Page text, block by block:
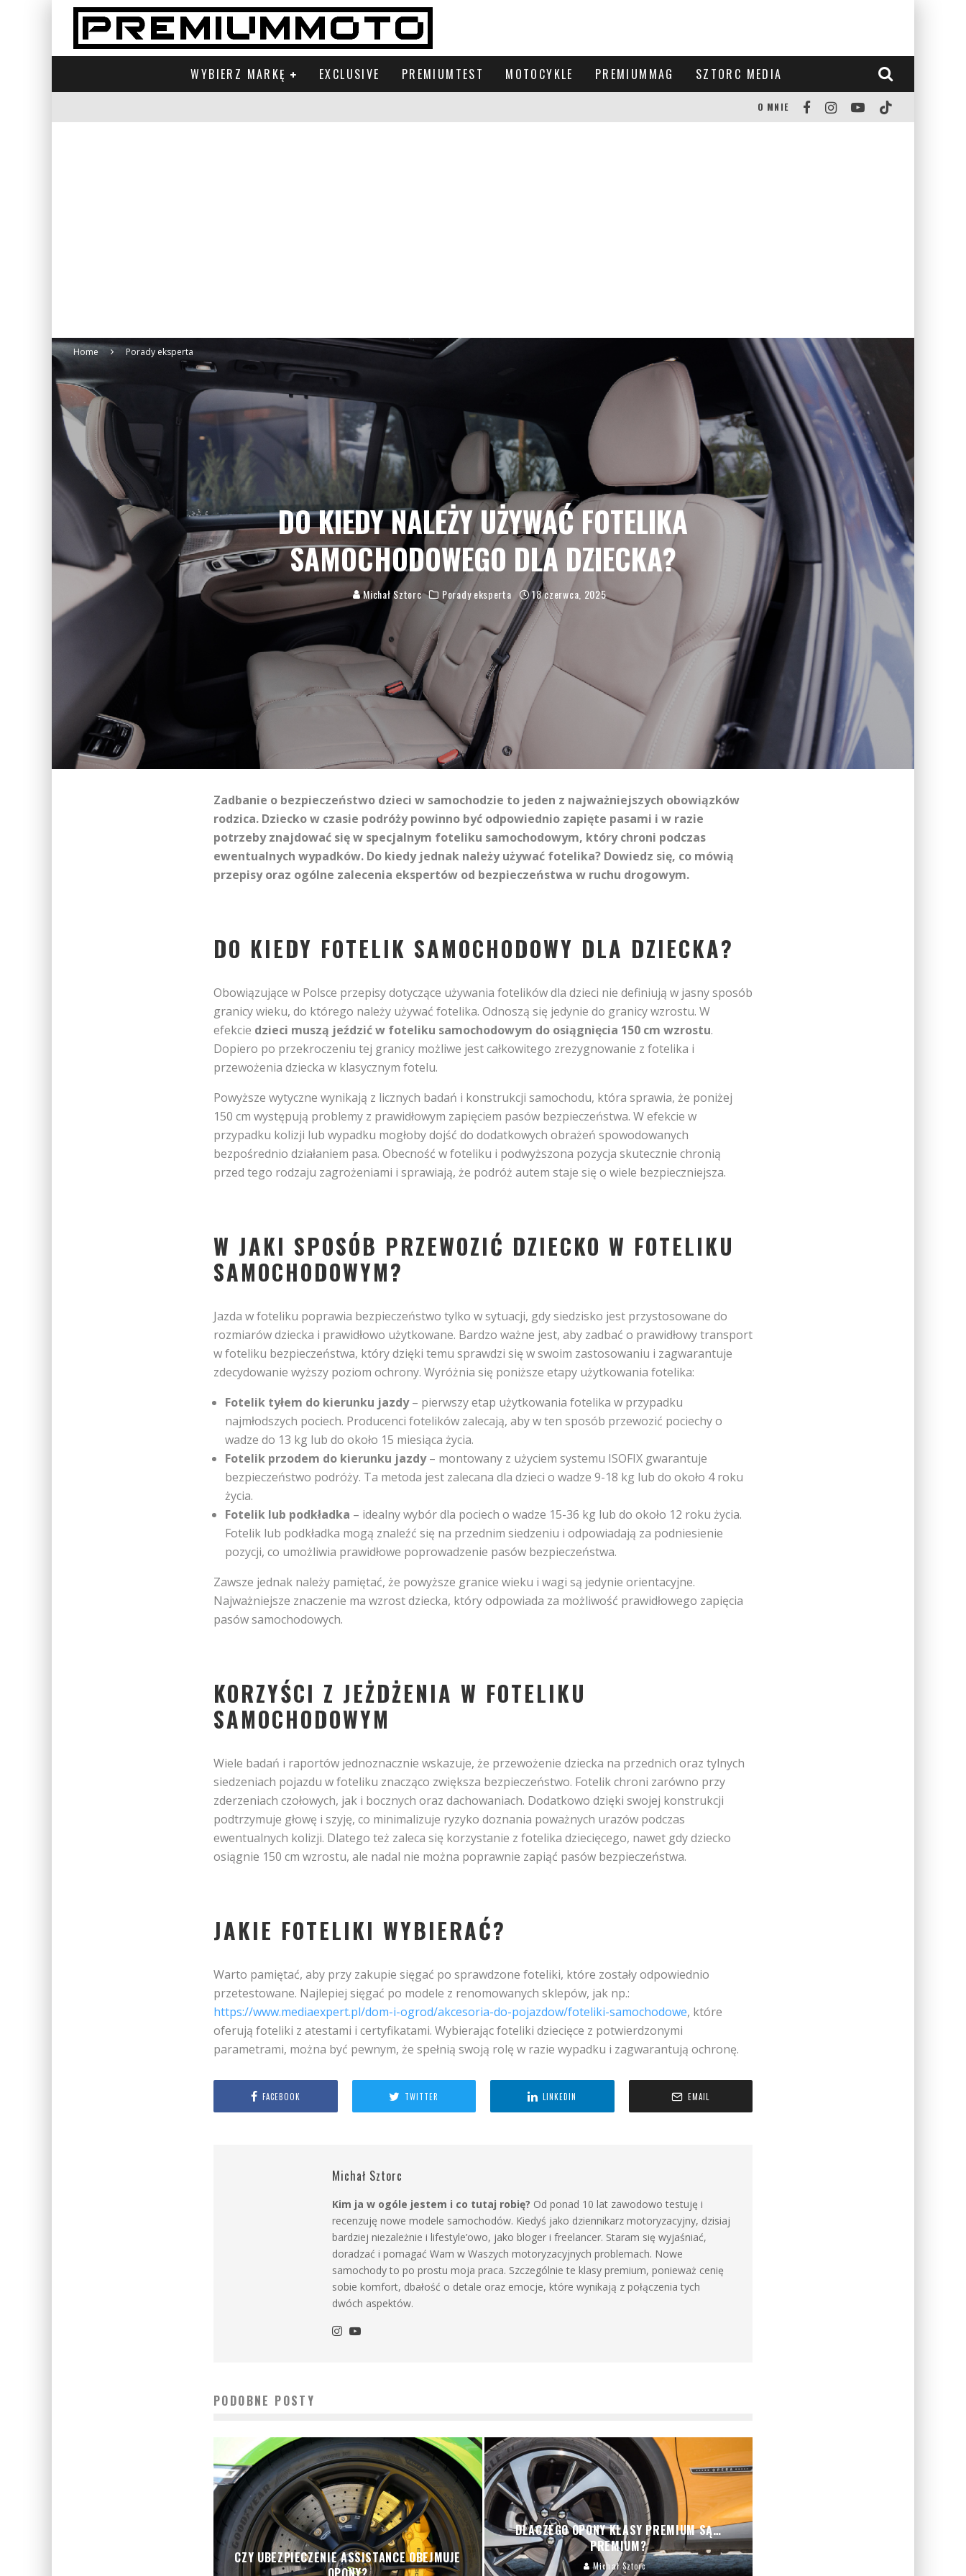
WYBIERZ MARKĘ EXCLUSIVE PREMIUMTEST MOTOCYKLE PREMIUMMAG SZTORC MEDIA
O MNIE
Home Porady eksperta
DO KIEDY NALEŻY UŻYWAĆ FOTELIKA
SAMOCHODOWEGO DLA DZIECKA?
Michał Sztorc Porady eksperta 18 czerwca, 2025
Zadbanie o bezpieczeństwo dzieci w samochodzie to jeden z najważniejszych obowiązków
rodzica. Dziecko w czasie podróży powinno być odpowiednio zapięte pasami i w razie
potrzeby znajdować się w specjalnym foteliku samochodowym, który chroni podczas
ewentualnych wypadków. Do kiedy jednak należy używać fotelika? Dowiedz się, co mówią
przepisy oraz ogólne zalecenia ekspertów od bezpieczeństwa w ruchu drogowym.
DO KIEDY FOTELIK SAMOCHODOWY DLA DZIECKA?
Obowiązujące w Polsce przepisy dotyczące używania fotelików dla dzieci nie definiują w jasny sposób
granicy wieku, do którego należy używać fotelika. Odnoszą się jedynie do granicy wzrostu. W
efekcie dzieci muszą jeździć w foteliku samochodowym do osiągnięcia 150 cm wzrostu.
Dopiero po przekroczeniu tej granicy możliwe jest całkowitego zrezygnowanie z fotelika i
przewożenia dziecka w klasycznym fotelu.
Powyższe wytyczne wynikają z licznych badań i konstrukcji samochodu, która sprawia, że poniżej
150 cm występują problemy z prawidłowym zapięciem pasów bezpieczeństwa. W efekcie w
przypadku kolizji lub wypadku mogłoby dojść do dodatkowych obrażeń spowodowanych
bezpośrednio działaniem pasa. Obecność w foteliku i podwyższona pozycja skutecznie chronią
przed tego rodzaju zagrożeniami i sprawiają, że podróż autem staje się o wiele bezpieczniejsza.
W JAKI SPOSÓB PRZEWOZIĆ DZIECKO W FOTELIKU
SAMOCHODOWYM?
Jazda w foteliku poprawia bezpieczeństwo tylko w sytuacji, gdy siedzisko jest przystosowane do
rozmiarów dziecka i prawidłowo użytkowane. Bardzo ważne jest, aby zadbać o prawidłowy transport
w foteliku bezpieczeństwa, który dzięki temu sprawdzi się w swoim zastosowaniu i zagwarantuje
zdecydowanie wyższy poziom ochrony. Wyróżnia się poniższe etapy użytkowania fotelika:
Fotelik tyłem do kierunku jazdy– pierwszy etap użytkowania fotelika w przypadku
najmłodszych pociech. Producenci fotelików zalecają, aby w ten sposób przewozić pociechy o
wadze do 13 kg lub do około 15 miesiąca życia.
Fotelik przodem do kierunku jazdy– montowany z użyciem systemu ISOFIX gwarantuje
bezpieczeństwo podróży. Ta metoda jest zalecana dla dzieci o wadze 9-18 kg lub do około 4 roku
życia.
Fotelik lub podkładka – idealny wybór dla pociech o wadze 15-36 kg lub do około 12 roku życia.
Fotelik lub podkładka mogą znaleźć się na przednim siedzeniu i odpowiadają za podniesienie
pozycji, co umożliwia prawidłowe poprowadzenie pasów bezpieczeństwa.
Zawsze jednak należy pamiętać, że powyższe granice wieku i wagi są jedynie orientacyjne.
Najważniejsze znaczenie ma wzrost dziecka, który odpowiada za możliwość prawidłowego zapięcia
pasów samochodowych.
KORZYŚCI Z JEŻDŻENIA W FOTELIKU
SAMOCHODOWYM
Wiele badań i raportów jednoznacznie wskazuje, że przewożenie dziecka na przednich oraz tylnych
siedzeniach pojazdu w foteliku znacząco zwiększa bezpieczeństwo. Fotelik chroni zarówno przy
zderzeniach czołowych, jak i bocznych oraz dachowaniach. Dodatkowo dzięki swojej konstrukcji
podtrzymuje głowę i szyję, co minimalizuje ryzyko doznania poważnych urazów podczas
ewentualnych kolizji. Dlatego też zaleca się korzystanie z fotelika dziecięcego, nawet gdy dziecko
osiągnie 150 cm wzrostu, ale nadal nie można poprawnie zapiąć pasów bezpieczeństwa.
JAKIE FOTELIKI WYBIERAĆ?
Warto pamiętać, aby przy zakupie sięgać po sprawdzone foteliki, które zostały odpowiednio
przetestowane. Najlepiej sięgać po modele z renomowanych sklepów, jak np.:
https://www.mediaexpert.pl/dom-i-ogrod/akcesoria-do-pojazdow/foteliki-samochodowe, które
oferują foteliki z atestami i certyfikatami. Wybierając foteliki dziecięce z potwierdzonymi
parametrami, można być pewnym, że spełnią swoją rolę w razie wypadku i zagwarantują ochronę.
FACEBOOK TWITTER LINKEDIN EMAIL
Michał Sztorc
Kim ja w ogóle jestem i co tutaj robię? Od ponad 10 lat zawodowo testuję i
recenzuję nowe modele samochodów. Kiedyś jako dziennikarz motoryzacyjny, dzisiaj
bardziej niezależnie i lifestyle’owo, jako bloger i freelancer. Staram się wyjaśniać,
doradzać i pomagać Wam w Waszych motoryzacyjnych problemach. Nowe
samochody to po prostu moja praca. Szczególnie te klasy premium, ponieważ cenię
sobie komfort, dbałość o detale oraz emocje, które wynikają z połączenia tych
dwóch aspektów.
PODOBNE POSTY
CZY UBEZPIECZENIE ASSISTANCE OBEJMUJE
DLACZEGO OPONY KLASY PREMIUM SĄ…
PREMIUM?
Michał Sztorc